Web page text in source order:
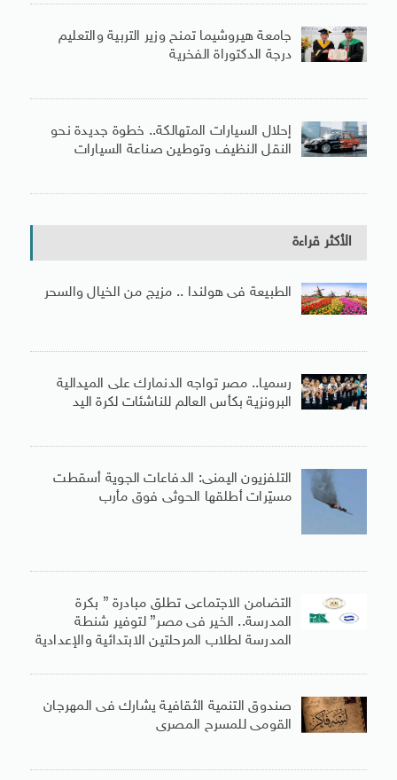
جامعة هيروشيما تمنح وزير التربية والتعليم
درجة الدكتوراة الفخرية
إحلال السيارات المتهالكة.. خطوة جديدة نحو
النقل النظيف وتوطين صناعة السيارات
الأكثر قراءة
الطبيعة فى هولندا .. مزيج من الخيال والسحر
رسميا.. مصر تواجه الدنمارك على الميدالية
البرونزية بكأس العالم للناشئات لكرة اليد
التلفزيون اليمنى: الدفاعات الجوية أسقطت
مسيّرات أطلقها الحوثى فوق مأرب
التضامن الاجتماعى تطلق مبادرة ” بكرة
المدرسة.. الخير فى مصر” لتوفير شنطة
المدرسة لطلاب المرحلتين الابتدائية والإعدادية
صندوق التنمية الثقافية يشارك فى المهرجان
القومى للمسرح المصرى